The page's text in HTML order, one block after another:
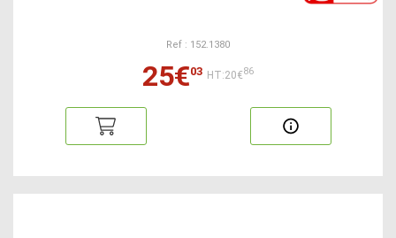
Ref : 152.1380
25€03 HT:20€86